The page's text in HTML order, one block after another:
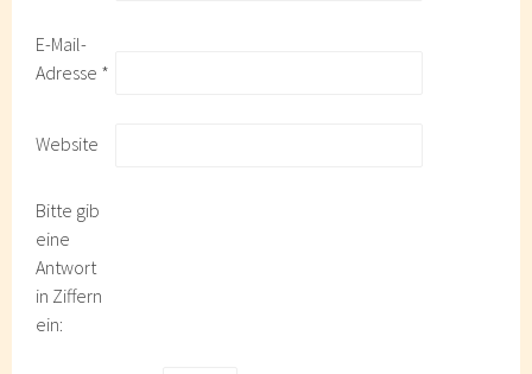
E-Mail-
Adresse *
Website
Bitte gib
eine
Antwort
in Ziffern
ein: